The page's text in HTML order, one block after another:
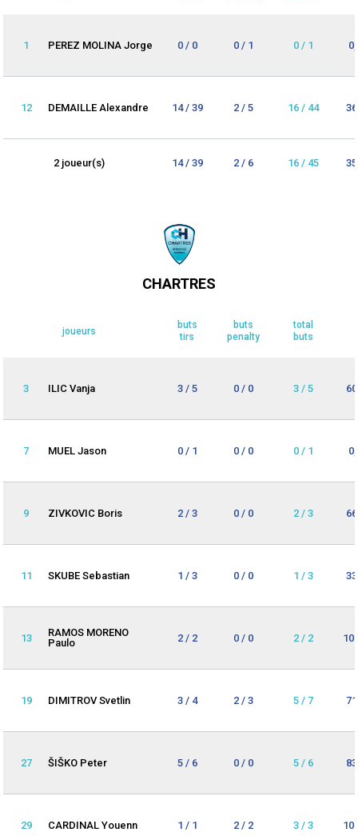
1 PEREZ MOLINA Jorge 0 / 0 0 / 1 0 / 1
12 DEMAILLE Alexandre 14 / 39 2 / 5 16 / 44
2 joueur(s) 14 / 39 2 / 6 16 / 45
CHARTRES
joueurs
buts
tirs
buts
penalty
total
buts
3 ILIC Vanja 3 / 5 0 / 0 3 / 5
7 MUEL Jason 0 / 1 0 / 0 0 / 1
9 ZIVKOVIC Boris 2 / 3 0 / 0 2 / 3
11 SKUBE Sebastian 1 / 3 0 / 0 1 / 3
13
RAMOS MORENO
Paulo
2 / 2 0 / 0 2 / 2
19 DIMITROV Svetlin 3 / 4 2 / 3 5 / 7
27 ŠIŠKO Peter 5 / 6 0 / 0 5 / 6
29 CARDINAL Youenn 1 / 1 2 / 2 3 / 3